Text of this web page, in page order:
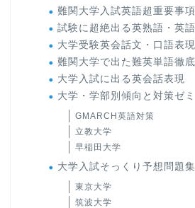
難関大学入試英語超重要事項
試験に超絶出る英熟語・英
大学受験英会話文・口語表
難関大学で出た難英単語徹底
大学入試に出る英会話表現
大学・学部別傾向と対策ゼミ
GMARCH英語対策
立教大学
早稲田大学
大学入試そっくり予想問題集
東京大学
筑波大学